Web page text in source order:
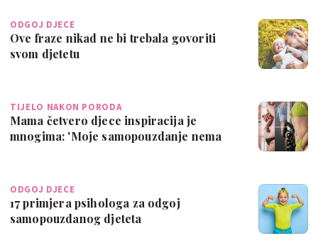
ODGOJ DJECE
Ove fraze nikad ne bi trebala govoriti
svom djetetu
TIJELO NAKON PORODA
Mama četvero djece inspiracija je
mnogima: 'Moje samopouzdanje nema
ODGOJ DJECE
17 primjera psihologa za odgoj
samopouzdanog djeteta